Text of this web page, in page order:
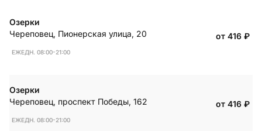
Озерки
Череповец, Пионерская улица, 20
ЕЖЕДН. 08:00-21:00
от 416 ₽
Озерки
Череповец, проспект Победы, 162
ЕЖЕДН. 08:00-21:00
от 416 ₽